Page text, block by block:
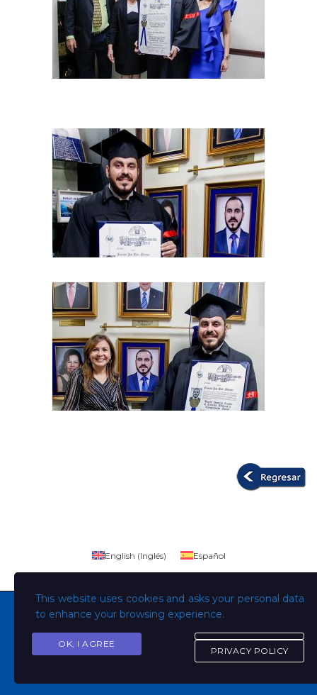
Copyright © Todos los derechos son de la Universidad
This website uses cookies and asks your personal data
to enhance your browsing experience.
OK, I AGREE
PRIVACY POLICY
English (Inglés) Español